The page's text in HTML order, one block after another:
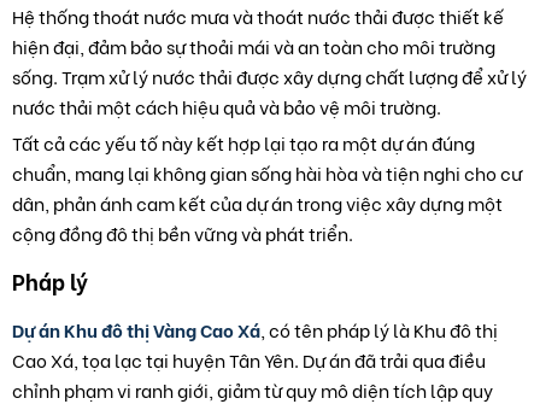
Hệ thống thoát nước mưa và thoát nước thải được thiết kế
hiện đại, đảm bảo sự thoải mái và an toàn cho môi trường
sống. Trạm xử lý nước thải được xây dựng chất lượng để xử lý
nước thải một cách hiệu quả và bảo vệ môi trường.
Tất cả các yếu tố này kết hợp lại tạo ra một dự án đúng
chuẩn, mang lại không gian sống hài hòa và tiện nghi cho cư
dân, phản ánh cam kết của dự án trong việc xây dựng một
cộng đồng đô thị bền vững và phát triển.
Pháp lý
Dự án Khu đô thị Vàng Cao Xá , có tên pháp lý là Khu đô thị
Cao Xá, tọa lạc tại huyện Tân Yên. Dự án đã trải qua điều
chỉnh phạm vi ranh giới, giảm từ quy mô diện tích lập quy